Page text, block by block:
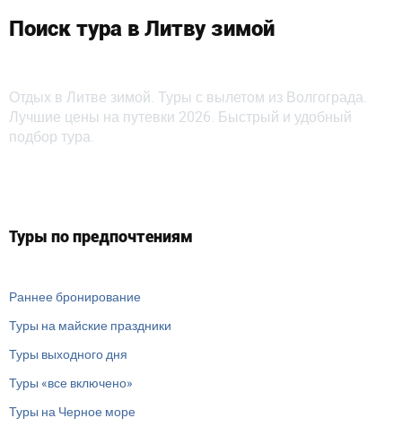
Поиск тура в Литву зимой
Отдых в Литве зимой. Туры с вылетом из Волгограда.
Лучшие цены на путевки 2026. Быстрый и удобный
подбор тура.
Туры по предпочтениям
Раннее бронирование
Туры на майские праздники
Туры выходного дня
Туры «все включено»
Туры на Черное море